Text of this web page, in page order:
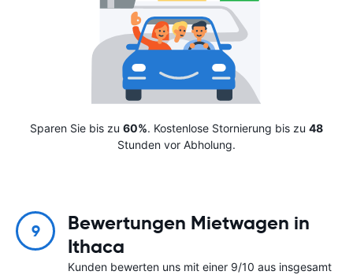
Sparen Sie bis zu 60%. Kostenlose Stornierung bis zu 48
Stunden vor Abholung.
9
Bewertungen Mietwagen in
Ithaca
Kunden bewerten uns mit einer 9/10 aus insgesamt